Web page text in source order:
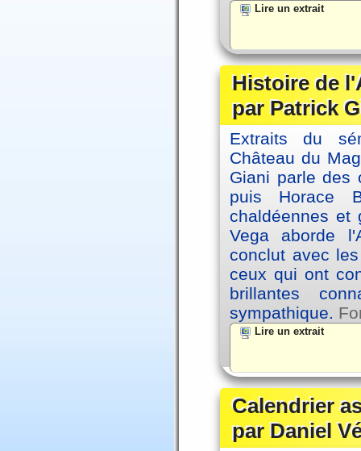
Lire un extrait
Histoire de
par Patrick
Extraits du
Château du
Giani parle des
puis Horace
chaldéennes et
Vega aborde
conclut avec
ceux qui ont
brillantes
sympathique.
Lire un extrait
Calendrier
par Daniel